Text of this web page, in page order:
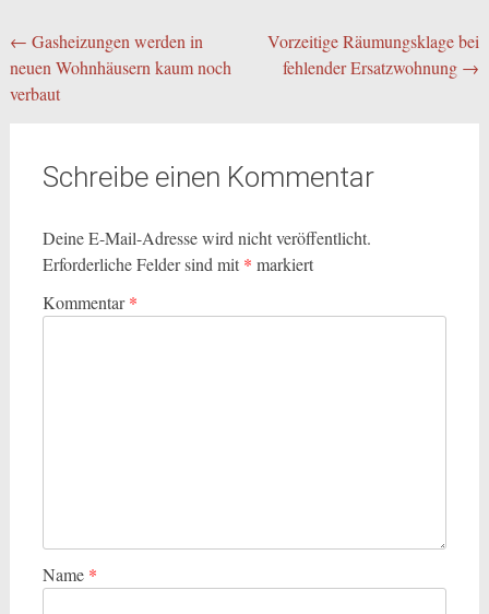
Beitragsnavigation
← Gasheizungen werden in
neuen Wohnhäusern kaum noch
verbaut
Vorzeitige Räumungsklage bei
fehlender Ersatzwohnung →
Schreibe einen Kommentar
Deine E-Mail-Adresse wird nicht veröffentlicht.
Erforderliche Felder sind mit * markiert
Kommentar*
Name *